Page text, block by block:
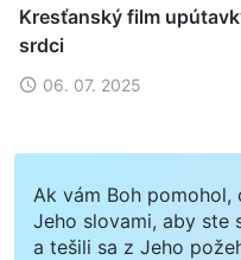
Kresťanský film
srdci
06. 07. 2025
Ak vám Boh
Jeho slovami, aby ste
a tešili sa z Jeho